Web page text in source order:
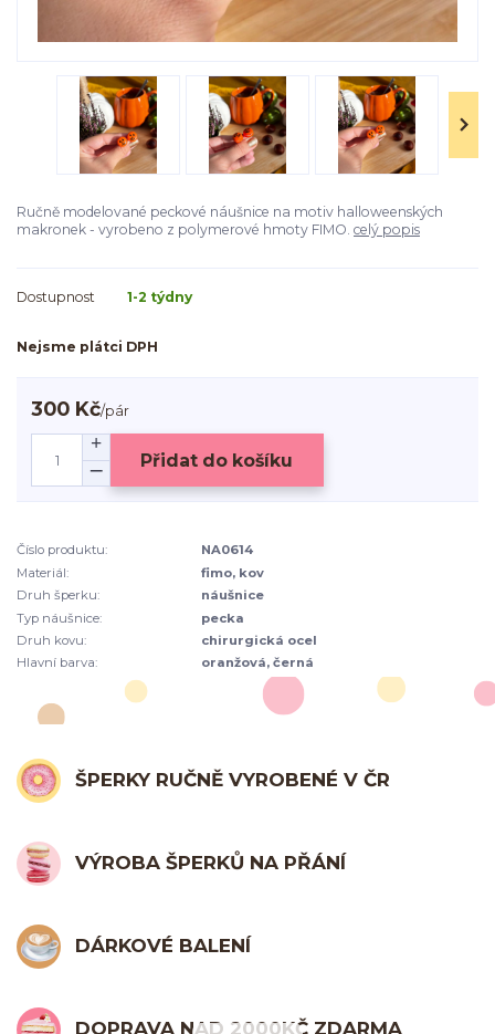
Ručně modelované peckové náušnice na motiv halloweenských
makronek - vyrobeno z polymerové hmoty FIMO. celý popis
Dostupnost 1-2 týdny
Nejsme plátci DPH
300 Kč/pár
Přidat do košíku
Číslo produktu:
NA0614
Materiál:
fimo, kov
Druh šperku:
náušnice
Typ náušnice:
pecka
Druh kovu:
chirurgická ocel
Hlavní barva:
oranžová, černá
ŠPERKY RUČNĚ VYROBENÉ V ČR
VÝROBA ŠPERKŮ NA PŘÁNÍ
DÁRKOVÉ BALENÍ
DOPRAVA NAD 2000KČ ZDARMA